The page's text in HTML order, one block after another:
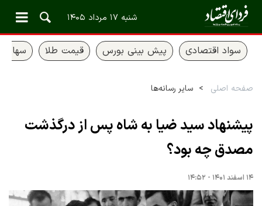
شنبه ۱۷ مرداد ۱۴۰۵
سواد اقتصادی پیش بینی بورس قیمت طلا سهام
صفحه اصلی سایر رسانه‌ها
پیشنهاد سید ضیا به شاه پس از درگذشت
مصدق چه بود؟
۱۴ اسفند ۱۴۰۱ - ۱۴:۵۲